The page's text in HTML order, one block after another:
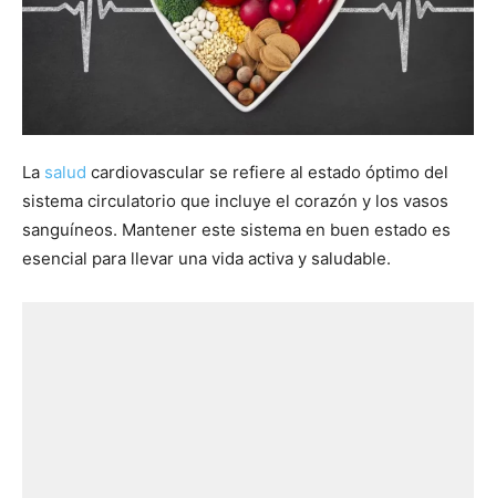
La salud cardiovascular se refiere al estado óptimo del
sistema circulatorio que incluye el corazón y los vasos
sanguíneos. Mantener este sistema en buen estado es
esencial para llevar una vida activa y saludable.